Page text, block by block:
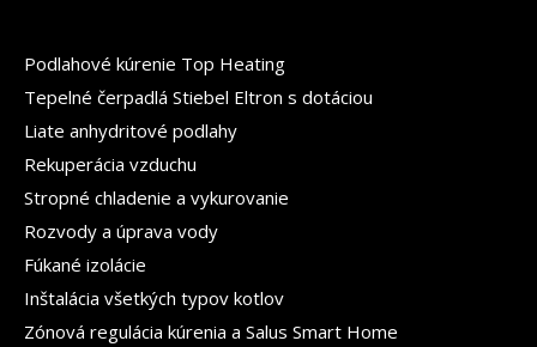
Podlahové kúrenie Top Heating
Tepelné čerpadlá Stiebel Eltron s dotáciou
Liate anhydritové podlahy
Rekuperácia vzduchu
Stropné chladenie a vykurovanie
Rozvody a úprava vody
Fúkané izolácie
Inštalácia všetkých typov kotlov
Zónová regulácia kúrenia a Salus Smart Home